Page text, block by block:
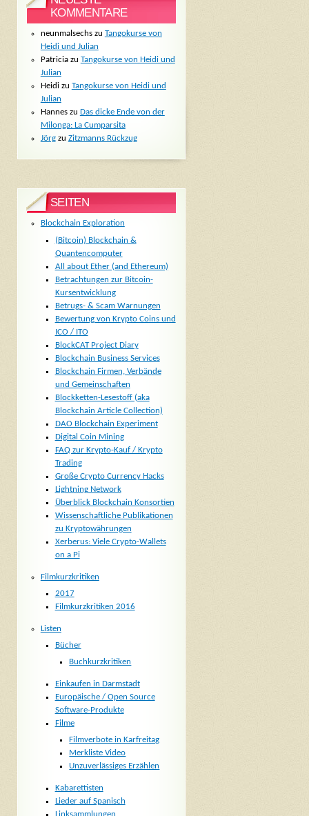
KOMMENTARE
neunmalsechszu Tangokurse von
Heidi und Julian
Patriciazu Tangokurse von Heidi und
Julian
Heidizu Tangokurse von Heidi und
Julian
Hanneszu Das dicke Ende von der
Milonga: La Cumparsita
Jörgzu Zitzmanns Rückzug
SEITEN
Blockchain Exploration
(Bitcoin) Blockchain &
Quantencomputer
All about Ether (and Ethereum)
Betrachtungen zur Bitcoin-
Kursentwicklung
Betrugs- & Scam Warnungen
Bewertung von Krypto Coins und
ICO / ITO
BlockCAT Project Diary
Blockchain Business Services
Blockchain Firmen, Verbände
und Gemeinschaften
Blockketten-Lesestoff (aka
Blockchain Article Collection)
DAO Blockchain Experiment
Digital Coin Mining
FAQ zur Krypto-Kauf / Krypto
Trading
Große Crypto Currency Hacks
Lightning Network
Überblick Blockchain Konsortien
Wissenschaftliche Publikationen
zu Kryptowährungen
Xerberus: Viele Crypto-Wallets
on a Pi
Filmkurzkritiken
2017
Filmkurzkritiken 2016
Listen
Bücher
Buchkurzkritiken
Einkaufen in Darmstadt
Europäische / Open Source
Software-Produkte
Filme
Filmverbote in Karfreitag
Merkliste Video
Unzuverlässiges Erzählen
Kabarettisten
Lieder auf Spanisch